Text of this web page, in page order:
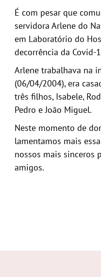
GALERIA
É com pesar que
servidora Arlene do
em Laboratório do
decorrência da Covid-
Arlene trabalhava na
(06/04/2004), era
três filhos, Isabele,
Pedro e João Miguel.
Neste momento de
lamentamos mais
nossos mais sinceros
amigos.